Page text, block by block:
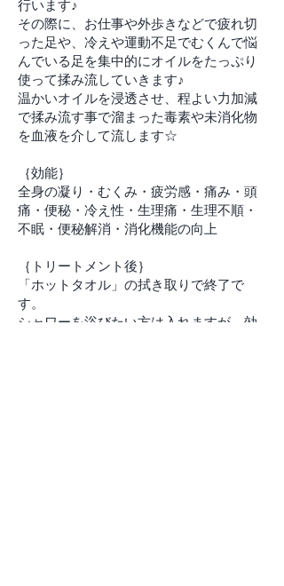
行います♪
その際に、お仕事や外歩きなどで疲れ切
った足や、冷えや運動不足でむくんで悩
んでいる足を集中的にオイルをたっぷり
使って揉み流していきます♪
温かいオイルを浸透させ、程よい力加減
で揉み流す事で溜まった毒素や未消化物
を血液を介して流します☆
｛効能｝
全身の凝り・むくみ・疲労感・痛み・頭
痛・便秘・冷え性・生理痛・生理不順・
不眠・便秘解消・消化機能の向上
｛トリートメント後｝
「ホットタオル」の拭き取りで終了で
す。
シャワーを浴びたい方は入れますが、効